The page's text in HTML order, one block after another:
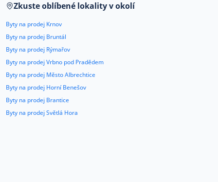
O nás
Kariéra
Kontakt
Zkuste oblíbené lokality v okolí
Byty na prodej Krnov
Byty na prodej Bruntál
Byty na prodej Rýmařov
Byty na prodej Vrbno pod Pradědem
Byty na prodej Město Albrechtice
Byty na prodej Horní Benešov
Byty na prodej Brantice
Byty na prodej Světlá Hora